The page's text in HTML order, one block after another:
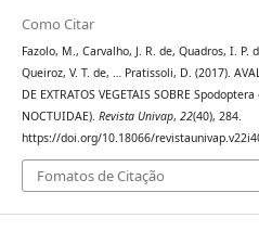
Como Citar
Fazolo, M., Carvalho, J. R. de, Quadros, I. P.
Queiroz, V. T. de, … Pratissoli, D. (2017).
DE EXTRATOS VEGETAIS SOBRE
NOCTUIDAE). Revista Univap, 22(40), 284.
https://doi.org/10.18066/
Fomatos de Citação